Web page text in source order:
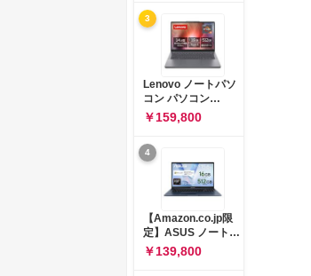
型/Core
i5/16GB/SSD
512GB/ホワイト)
FMVWK3E15W_AZ
3
Lenovo ノートパソ
コン パソコン
IdeaPad Slim 3 14.0
インチ AMD
Ryzen™ 5 8640HS
メモリ16GB
SSD512GB
Microsoft 365 試用
版 Windows11 バッ
テリー駆動12.6時間
重量1.39kg ルナグレ
ー 83K9003JJP ノー
トPC
￥159,800
4
【Amazon.co.jp限
定】ASUS ノートパ
ソコン Vivobook 15
M1502NAQ 15.6イ
￥139,800